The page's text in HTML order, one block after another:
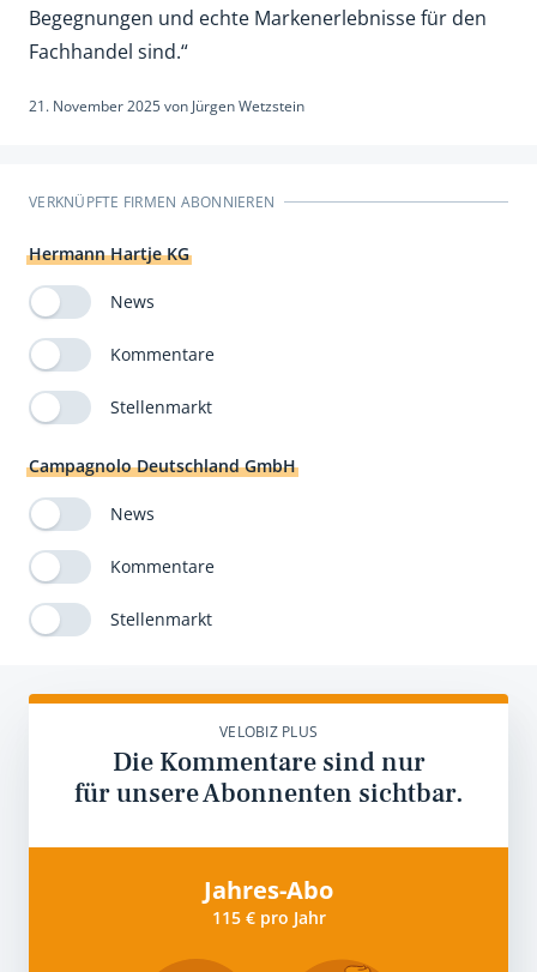
Begegnungen und echte Markenerlebnisse für den
Fachhandel sind.“
21. November 2025von Jürgen Wetzstein
VERKNÜPFTE FIRMEN ABONNIEREN
Hermann Hartje KG
News
Kommentare
Stellenmarkt
Campagnolo Deutschland GmbH
News
Kommentare
Stellenmarkt
VELOBIZ PLUS
Die Kommentare sind nur
für unsere Abonnenten sichtbar.
Jahres-Abo
115 € pro Jahr